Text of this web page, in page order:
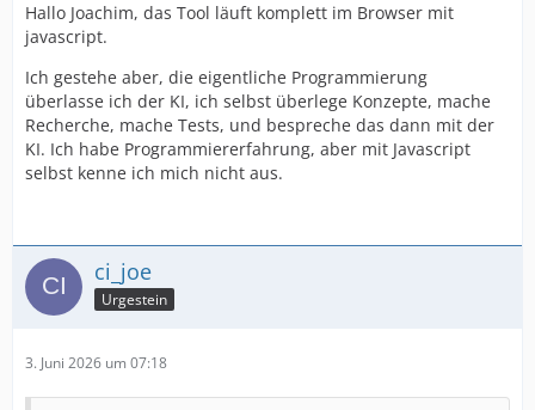
Hallo Joachim, das Tool läuft komplett im Browser mit
javascript.
Ich gestehe aber, die eigentliche Programmierung
überlasse ich der KI, ich selbst überlege Konzepte, mache
Recherche, mache Tests, und bespreche das dann mit der
KI. Ich habe Programmiererfahrung, aber mit Javascript
selbst kenne ich mich nicht aus.
ci_joe
Urgestein
3. Juni 2026 um 07:18